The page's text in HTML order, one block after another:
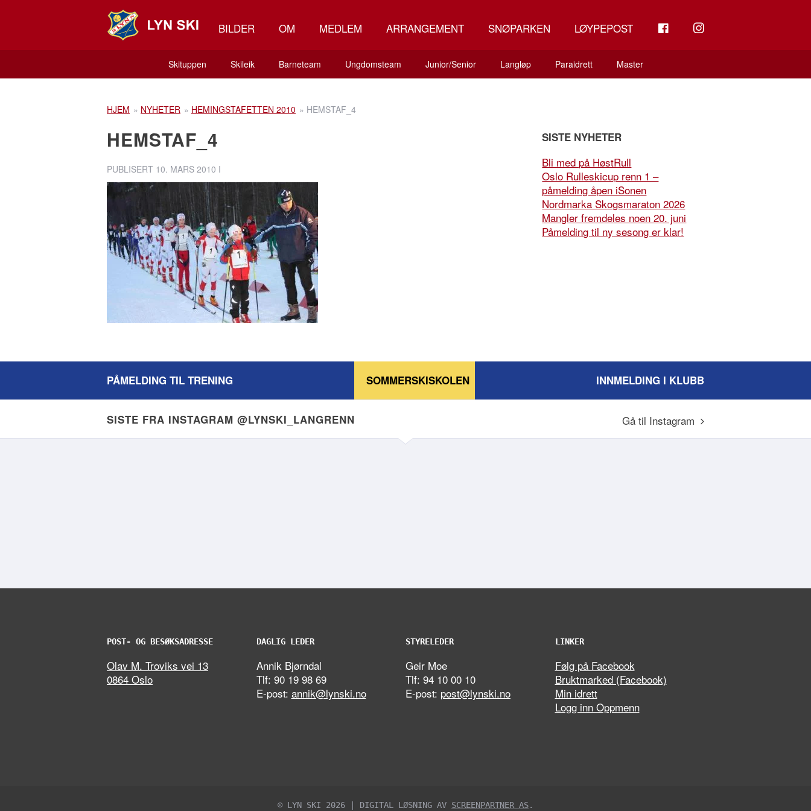
BILDER OM MEDLEM ARRANGEMENT SNØPARKEN LØYPEPOST INSTAGRAM
Skituppen Skileik Barneteam Ungdomsteam Junior/Senior Langløp Paraidrett Master
HJEM » NYHETER » HEMINGSTAFETTEN 2010 » HEMSTAF_4
HEMSTAF_4
PUBLISERT 10. MARS 2010 I
SISTE NYHETER
Bli med på HøstRull
Oslo Rulleskicup renn 1 –
påmelding åpen iSonen
Nordmarka Skogsmaraton 2026
Mangler fremdeles noen 20. juni
Påmelding til ny sesong er klar!
PÅMELDING TIL TRENING INNMELDING I KLUBB
SOMMERSKISKOLEN
SISTE FRA INSTAGRAM @LYNSKI_LANGRENN Gå til Instagram
POST- OG BESØKSADRESSE
Olav M. Troviks vei 13
0864 Oslo
DAGLIG LEDER
Annik Bjørndal
Tlf: 90 19 98 69
E-post: annik@lynski.no
STYRELEDER
Geir Moe
Tlf: 94 10 00 10
E-post: post@lynski.no
LINKER
Følg på Facebook
Bruktmarked (Facebook)
Min idrett
Logg inn Oppmenn
© LYN SKI 2026 | DIGITAL LØSNING AV SCREENPARTNER AS.